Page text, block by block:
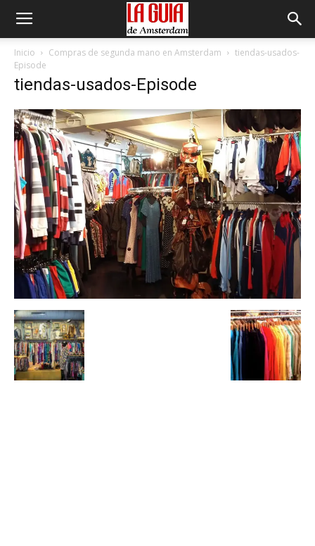
Inicio Compras de segunda mano en Amsterdam
tiendas-usados-
Episode
tiendas-usados-Episode